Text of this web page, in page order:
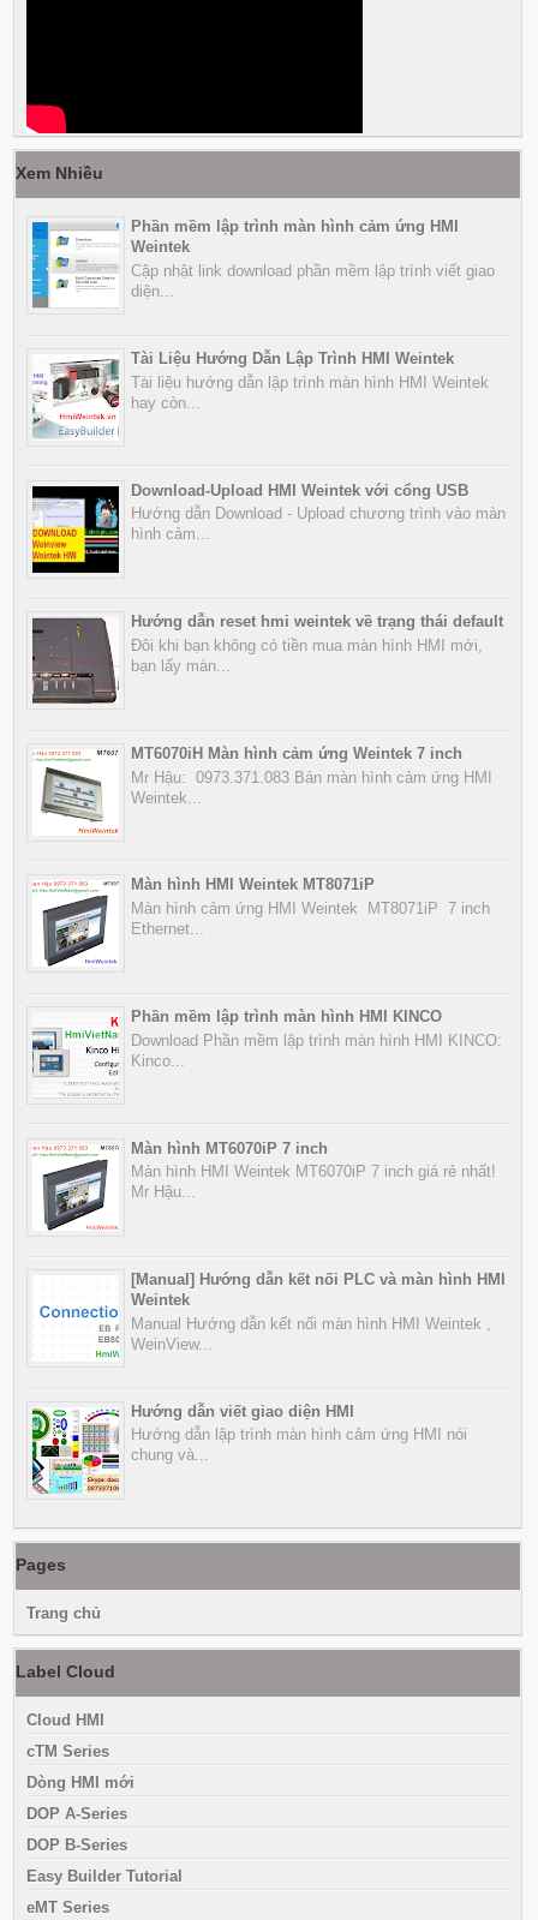
Xem Nhiều
Phần mềm lập trình màn hình cảm ứng HMI
Weintek
Cập nhật link download phần mềm lập trình viết giao
diện...
Tài Liệu Hướng Dẫn Lập Trình HMI Weintek
Tài liệu hướng dẫn lập trình màn hình HMI Weintek
hay còn...
Download-Upload HMI Weintek với cổng USB
Hướng dẫn Download - Upload chương trình vào màn
hình cảm...
Hướng dẫn reset hmi weintek về trạng thái default
Đôi khi bạn không có tiền mua màn hình HMI mới,
bạn lấy màn...
MT6070iH Màn hình cảm ứng Weintek 7 inch
Mr Hậu: 0973.371.083 Bán màn hình cảm ứng HMI
Weintek...
Màn hình HMI Weintek MT8071iP
Màn hình cảm ứng HMI Weintek MT8071iP 7 inch
Ethernet...
Phần mềm lập trình màn hình HMI KINCO
Download Phần mềm lập trình màn hình HMI KINCO:
Kinco...
Màn hình MT6070iP 7 inch
Màn hình HMI Weintek MT6070iP 7 inch giá rẻ nhất!
Mr Hậu...
[Manual] Hướng dẫn kết nối PLC và màn hình HMI
Weintek
Manual Hướng dẫn kết nối màn hình HMI Weintek ,
WeinView...
Hướng dẫn viết giao diện HMI
Hướng dẫn lập trình màn hình cảm ứng HMI nói
chung và...
Pages
Trang chủ
Label Cloud
Cloud HMI
cTM Series
Dòng HMI mới
DOP A-Series
DOP B-Series
Easy Builder Tutorial
eMT Series